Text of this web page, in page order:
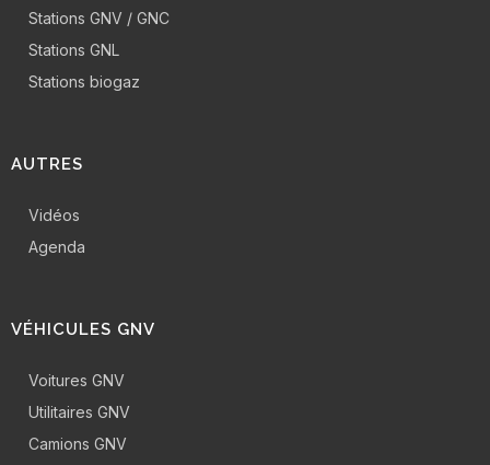
Stations GNV / GNC
Stations GNL
Stations biogaz
AUTRES
Vidéos
Agenda
VÉHICULES GNV
Voitures GNV
Utilitaires GNV
Camions GNV